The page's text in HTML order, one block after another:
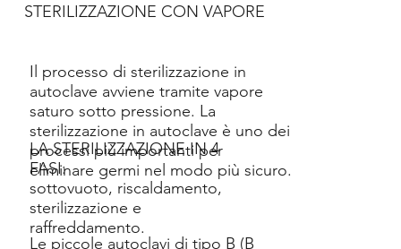
Il processo di sterilizzazione in
autoclave avviene tramite vapore
saturo sotto pressione. La
sterilizzazione in autoclave è uno dei
processi più importanti per
eliminare germi nel modo più sicuro.
STERILIZZAZIONE CON VAPORE
LA STERILIZZAZIONE IN 4
FASI:
sottovuoto, riscaldamento,
sterilizzazione e
raffreddamento.
Le piccole autoclavi di tipo B (B